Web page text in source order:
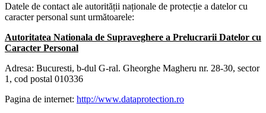
Datele de contact ale autorității naționale de protecție a datelor cu
caracter personal sunt următoarele:
Autoritatea Nationala de Supraveghere a Prelucrarii Datelor cu
Caracter Personal
Adresa: Bucuresti, b-dul G-ral. Gheorghe Magheru nr. 28-30, sector
1, cod postal 010336
Pagina de internet: http://www.dataprotection.ro